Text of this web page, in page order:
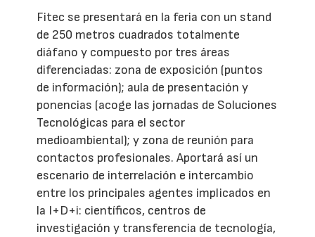
Fitec se presentará en la feria con un stand
de 250 metros cuadrados totalmente
diáfano y compuesto por tres áreas
diferenciadas: zona de exposición (puntos
de información); aula de presentación y
ponencias (acoge las jornadas de Soluciones
Tecnológicas para el sector
medioambiental); y zona de reunión para
contactos profesionales. Aportará así un
escenario de interrelación e intercambio
entre los principales agentes implicados en
la I+D+i: científicos, centros de
investigación y transferencia de tecnología,